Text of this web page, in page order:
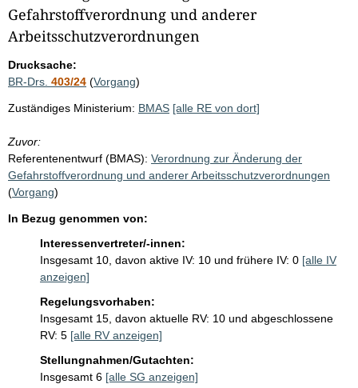
n
i
s
s
e
r
o
S
e
Gefahrstoffverordnung und anderer
Arbeitsschutzverordnungen
Drucksache:
BR-Drs. 403/24 (Vorgang)
Zuständiges Ministerium: BMAS [alle RE von dort]
Zuvor:
Referentenentwurf (BMAS): Verordnung zur Änderung der
Gefahrstoffverordnung und anderer Arbeitsschutzverordnungen
(Vorgang)
In Bezug genommen von:
Interessenvertreter/-innen:
Insgesamt 10, davon aktive IV: 10 und frühere IV: 0 [alle IV
anzeigen]
Regelungsvorhaben:
Insgesamt 15, davon aktuelle RV: 10 und abgeschlossene
RV: 5 [alle RV anzeigen]
Stellungnahmen/Gutachten:
Insgesamt 6 [alle SG anzeigen]